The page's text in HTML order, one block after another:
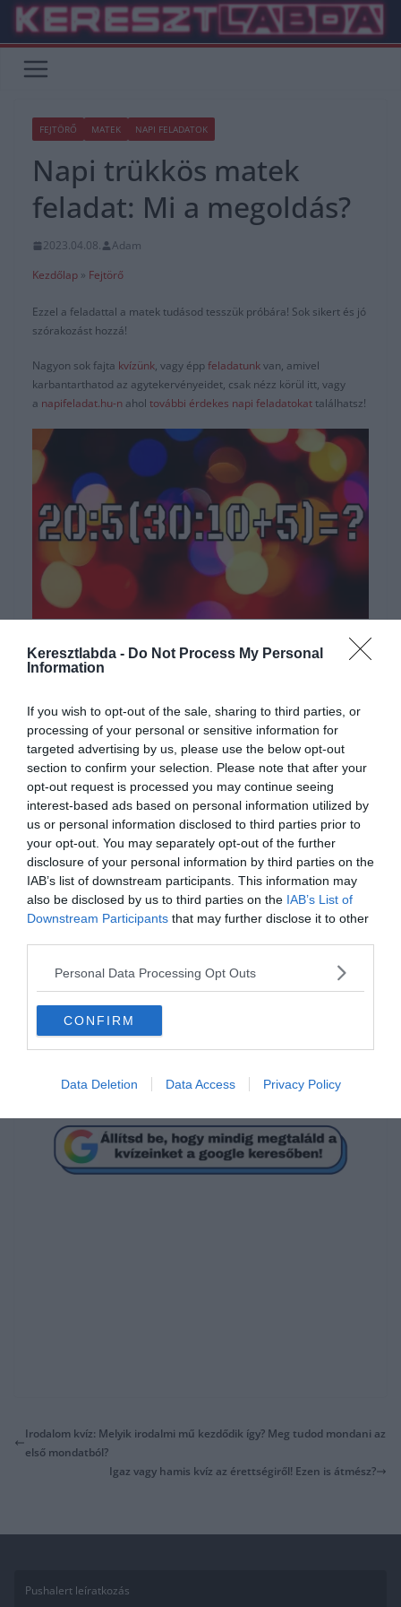
Keresztlabda - Do Not Process My Personal
Information
If you wish to opt-out of the sale, sharing to third parties, or
processing of your personal or sensitive information for
targeted advertising by us, please use the below opt-out
section to confirm your selection. Please note that after your
opt-out request is processed you may continue seeing
interest-based ads based on personal information utilized by
us or personal information disclosed to third parties prior to
your opt-out. You may separately opt-out of the further
disclosure of your personal information by third parties on the
IAB’s list of downstream participants. This information may
also be disclosed by us to third parties on the IAB’s List of
Downstream Participants that may further disclose it to other
Personal Data Processing Opt Outs
CONFIRM
Data Deletion Data Access Privacy Policy
Skip
content
FEJTÖRŐ MATEK NAPI FELADATOK
Napi trükkös matek
feladat: Mi a megoldás?
2023.04.08.
Adam
Kezdőlap » Fejtörő
Ezzel a feladattal a matek tudásod tesszük próbára! Sok sikert és jó
szórakozást hozzá!
Nagyon sok fajta kvízünk, vagy éppfeladatunkvan, amivel
karbantarthatod az agytekervényeidet, csak nézz körül itt, vagy
a napifeladat.hu-n ahol további érdekes napi feladatokattalálhatsz!
Mi a megoldás?
32
8
24
Irodalom kvíz: Melyik irodalmi mű kezdődik így? Meg tudod mondani az
első mondatból?
Igaz vagy hamis kvíz az érettségiről! Ezen is átmész?
Pushalert leíratkozás